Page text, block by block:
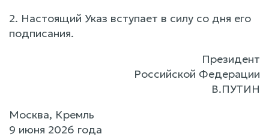
2. Настоящий Указ вступает в силу со дня его
подписания.
Президент
Российской Федерации
В.ПУТИН
Москва, Кремль
9 июня 2026 года